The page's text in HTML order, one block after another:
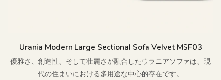
Urania Modern Large Sectional Sofa Velvet MSF03
優雅さ、創造性、そして壮麗さが融合したウラニアソファは、現
代の住まいにおける多用途な中心的存在です。